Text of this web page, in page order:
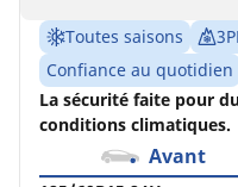
Toutes saisons
Confiance au quotidien
La sécurité faite pour
conditions climatiques.
Avant